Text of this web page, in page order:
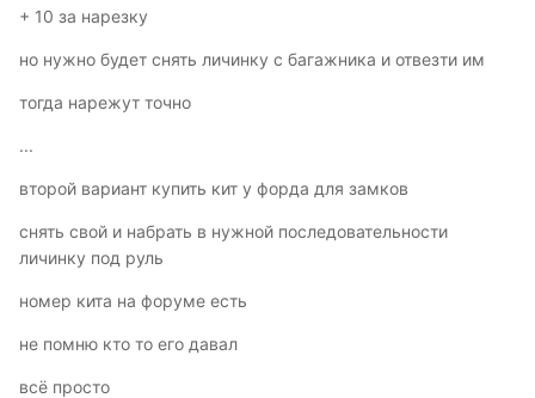
+ 10 за нарезку
но нужно будет снять личинку с багажника и отвезти им
тогда нарежут точно
...
второй вариант купить кит у форда для замков
снять свой и набрать в нужной последовательности
личинку под руль
номер кита на форуме есть
не помню кто то его давал
всё просто